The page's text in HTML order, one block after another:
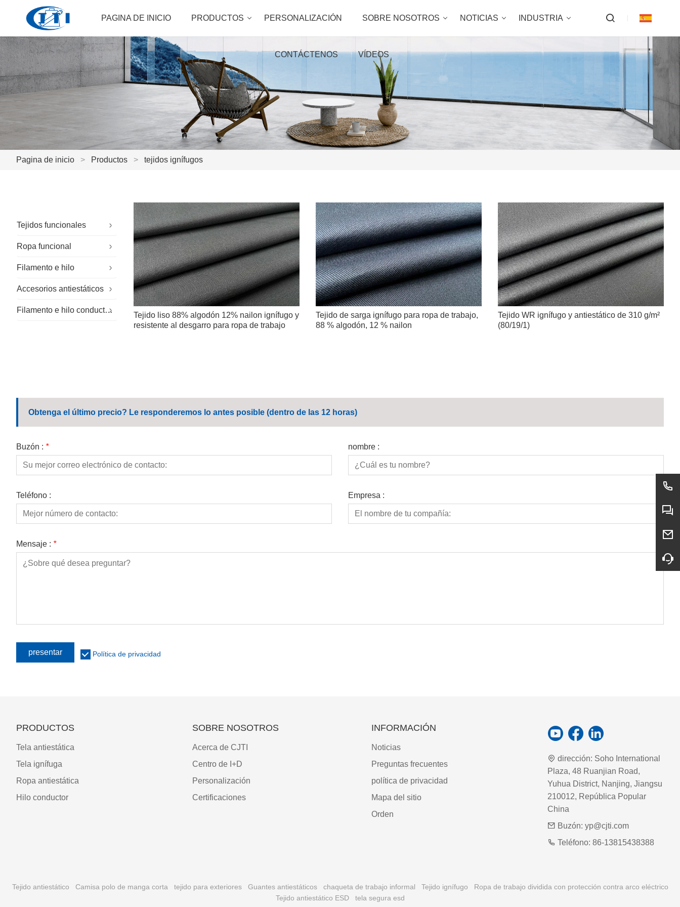
PAGINA DE INICIO PRODUCTOS PERSONALIZACIÓN SOBRE NOSOTROS NOTICIAS INDUSTRIA
CONTÁCTENOS VÍDEOS
Pagina de inicio > Productos > tejidos ignífugos
Tejidos funcionales
Telas especiales
Tejido sostenible
Tejido para exteriores
Ropa funcional
Ropa de trabajo especializada
Ropa para salas blancas
Ropa de trabajo en general
Filamento e hilo
Hilo ignífugo
Accesorios antiestáticos
Guantes antiestáticos
Filamento e hilo conductores
Tejido liso 88% algodón 12% nailon ignífugo y
resistente al desgarro para ropa de trabajo
Tejido de sarga ignífugo para ropa de trabajo,
88 % algodón, 12 % nailon
Tejido WR ignífugo y antiestático de 310 g/m²
(80/19/1)
Obtenga el último precio? Le responderemos lo antes posible (dentro de las 12 horas)
Buzón : * nombre :
Teléfono : Empresa :
Mensaje : *
presentar Política de privacidad
PRODUCTOS
Tela antiestática
Tela ignífuga
Ropa antiestática
Hilo conductor
SOBRE NOSOTROS
Acerca de CJTI
Centro de I+D
Personalización
Certificaciones
INFORMACIÓN
Noticias
Preguntas frecuentes
política de privacidad
Mapa del sitio
Orden
dirección: Soho International
Plaza, 48 Ruanjian Road,
Yuhua District, Nanjing, Jiangsu
210012, República Popular
China
Buzón: yp@cjti.com
Teléfono: 86-13815438388
Tejido antiestático Camisa polo de manga corta tejido para exteriores Guantes antiestáticos chaqueta de trabajo informal Tejido ignífugo
Ropa de trabajo dividida con protección contra arco eléctrico
Tejido antiestático ESD
tela segura esd